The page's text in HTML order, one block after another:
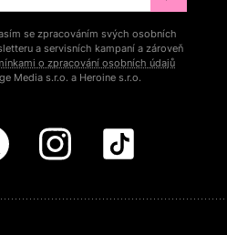
se zpracováním svých osobních
a servisních kampaní a zároveň
o zpracování osobních údajů
Media s.r.o. a Heroine s.r.o.